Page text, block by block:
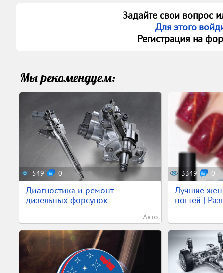
Задайте свои вопрос
Для этого
Регистрация на
Мы рекомендуем:
549 0
Диагностика и ремонт
дизельных форсунок
Авто
3349 0
Лучшие
ногтей |